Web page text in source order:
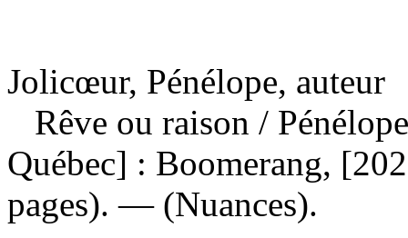
Jolicœur, Pénélope, auteur
Rêve ou raison /
Québec] : Boomerang,
pages). — (Nuances).